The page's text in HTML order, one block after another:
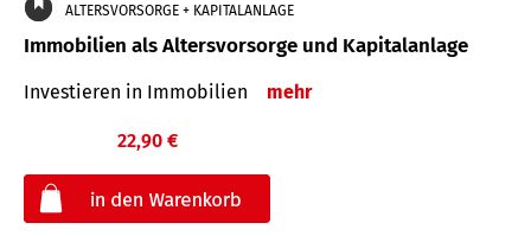
ALTERSVORSORGE + KAPITALANLAGE
Immobilien als Altersvorsorge und Kapitalanlage
Investieren in Immobilien mehr
22,90 €